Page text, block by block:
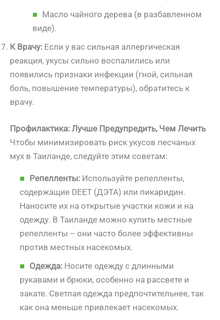
Масло чайного дерева (в разбавленном
виде).
К Врачу: Если у вас сильная аллергическая
реакция, укусы сильно воспалились или
появились признаки инфекции (гной, сильная
боль, повышение температуры), обратитесь к
врачу.
Профилактика: Лучше Предупредить, Чем Лечить
Чтобы минимизировать риск укусов песчаных
мух в Таиланде, следуйте этим советам:
Репелленты: Используйте репелленты,
содержащие DEET (ДЭТА) или пикаридин.
Наносите их на открытые участки кожи и на
одежду. В Таиланде можно купить местные
репелленты – они часто более эффективны
против местных насекомых.
Одежда: Носите одежду с длинными
рукавами и брюки, особенно на рассвете и
закате. Светлая одежда предпочтительнее, так
как она меньше привлекает насекомых.